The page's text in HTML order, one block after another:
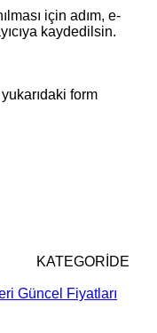
için adım, e-
kaydedilsin.
form
KATEGORİDE